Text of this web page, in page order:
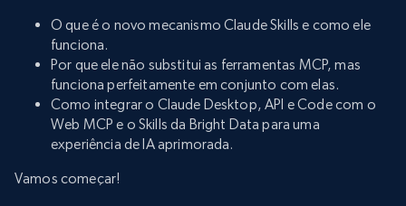
O que é o novo mecanismo Claude Skills e como ele
funciona.
Por que ele não substitui as ferramentas MCP, mas
funciona perfeitamente em conjunto com elas.
Como integrar o Claude Desktop, API e Code com o
Web MCP e o Skills da Bright Data para uma
experiência de IA aprimorada.
Vamos começar!